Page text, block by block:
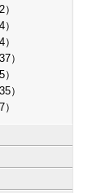
）
）
）
）
）
）
）